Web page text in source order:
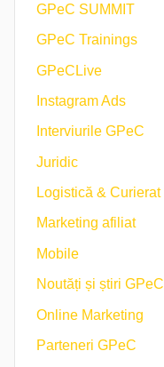
GPeC SUMMIT
GPeC Trainings
GPeCLive
Instagram Ads
Interviurile GPeC
Juridic
Logistică & Curierat
Marketing afiliat
Mobile
Noutăți și știri GPeC
Online Marketing
Parteneri GPeC